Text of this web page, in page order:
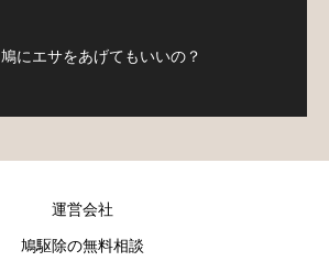
鳩にエサをあげてもいいの？
運営会社
鳩駆除の無料相談